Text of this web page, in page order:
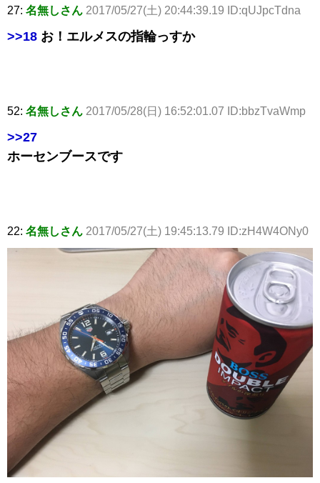
27: 名無しさん 2017/05/27(土) 20:44:39.19 ID:qUJpcTdna
>>18 お！エルメスの指輪っすか
52: 名無しさん 2017/05/28(日) 16:52:01.07 ID:bbzTvaWmp
>>27
ホーセンブースです
22: 名無しさん 2017/05/27(土) 19:45:13.79 ID:zH4W4ONy0